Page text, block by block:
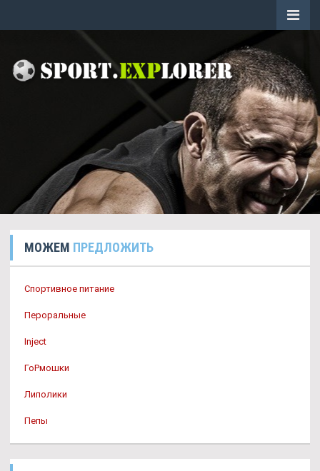
МОЖЕМ ПРЕДЛОЖИТЬ
Спортивное питание
Пероральные
Inject
ГоРмошки
Липолики
Пепы